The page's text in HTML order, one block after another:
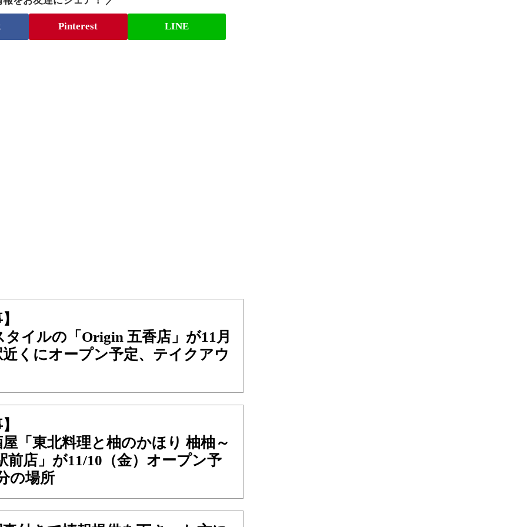
Pinterest LINE
イルの「Origin 五香店」が11月
くにオープン予定、テイクアウ
「東北料理と柚のかほり 柚柚～
前店」が11/10（金）オープン予
の場所